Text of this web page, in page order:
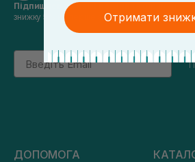
Підпишись на наші новини
знижку 5% на перше замовлення
Email
ДОПОМОГА
Отримати